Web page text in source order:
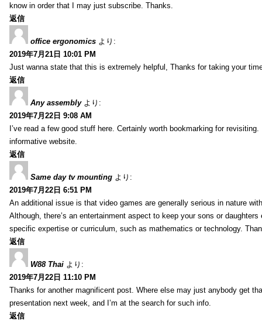
know in order that I may just subscribe. Thanks.
返信
office ergonomics より:
2019年7月21日 10:01 PM
Just wanna state that this is extremely helpful, Thanks for taking your
返信
Any assembly より:
2019年7月22日 9:08 AM
I’ve read a few good stuff here. Certainly worth bookmarking for
informative website.
返信
Same day tv mounting より:
2019年7月22日 6:51 PM
An additional issue is that video games are generally serious in nature
Although, there’s an entertainment aspect to keep your sons or
specific expertise or curriculum, such as mathematics or technology.
返信
W88 Thai より:
2019年7月22日 11:10 PM
Thanks for another magnificent post. Where else may just anybody get
presentation next week, and I’m at the search for such info.
返信